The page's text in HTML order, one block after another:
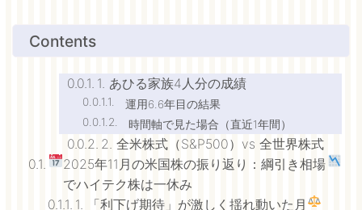
Contents
1. あひる家族4人分の成績
運用6.6年目の結果
時間軸で見た場合（直近1年間）
2. 全米株式（S&P500）vs 全世界株式
2025年11月の米国株の振り返り：綱引き相場
でハイテク株は一休み
1. 「利下げ期待」が激しく揺れ動いた月